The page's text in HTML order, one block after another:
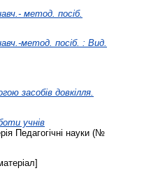
метод. посіб.
метод. посіб. : Вид.
засобів довкілля.
учнів
Педагогічні науки (№